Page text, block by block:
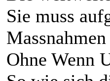
Sie muss
Ohne Wenn